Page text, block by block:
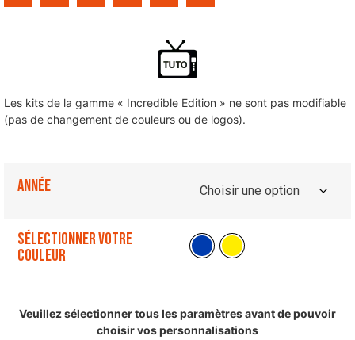
Les kits de la gamme « Incredible Edition » ne sont pas modifiable
(pas de changement de couleurs ou de logos).
Année
Sélectionner votre
couleur
Veuillez sélectionner tous les paramètres avant de pouvoir
choisir vos personnalisations